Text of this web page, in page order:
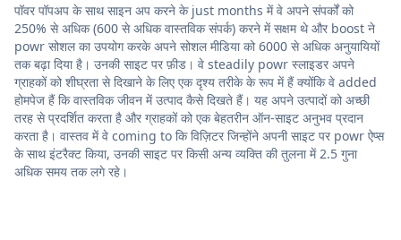
पॉवर पॉपअप के साथ साइन अप करने के just months में वे अपने संपर्कों को
250% से अधिक (600 से अधिक वास्तविक संपर्क) करने में सक्षम थे और boost ने
powr सोशल का उपयोग करके अपने सोशल मीडिया को 6000 से अधिक अनुयायियों
तक बढ़ा दिया है। उनकी साइट पर फ़ीड। वे steadily powr स्लाइडर अपने
ग्राहकों को शीघ्रता से दिखाने के लिए एक दृश्य तरीके के रूप में हैं क्योंकि वे added
होमपेज हैं कि वास्तविक जीवन में उत्पाद कैसे दिखते हैं। यह अपने उत्पादों को अच्छी
तरह से प्रदर्शित करता है और ग्राहकों को एक बेहतरीन ऑन-साइट अनुभव प्रदान
करता है। वास्तव में वे coming to कि विज़िटर जिन्होंने अपनी साइट पर powr ऐप्स
के साथ इंटरैक्ट किया, उनकी साइट पर किसी अन्य व्यक्ति की तुलना में 2.5 गुना
अधिक समय तक लगे रहे।